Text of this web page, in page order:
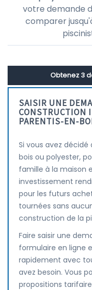
votre demande
comparer
Obtenez 3
SAISIR UNE
CONSTRUCTION
PARENTIS-EN-
Si vous avez décidé
bois ou polyester,
famille à la maison
investissement
pour les futurs
tournées sans
construction de la
Faire saisir une
formulaire en ligne
rapidement avec
avez besoin. Vous
propositions